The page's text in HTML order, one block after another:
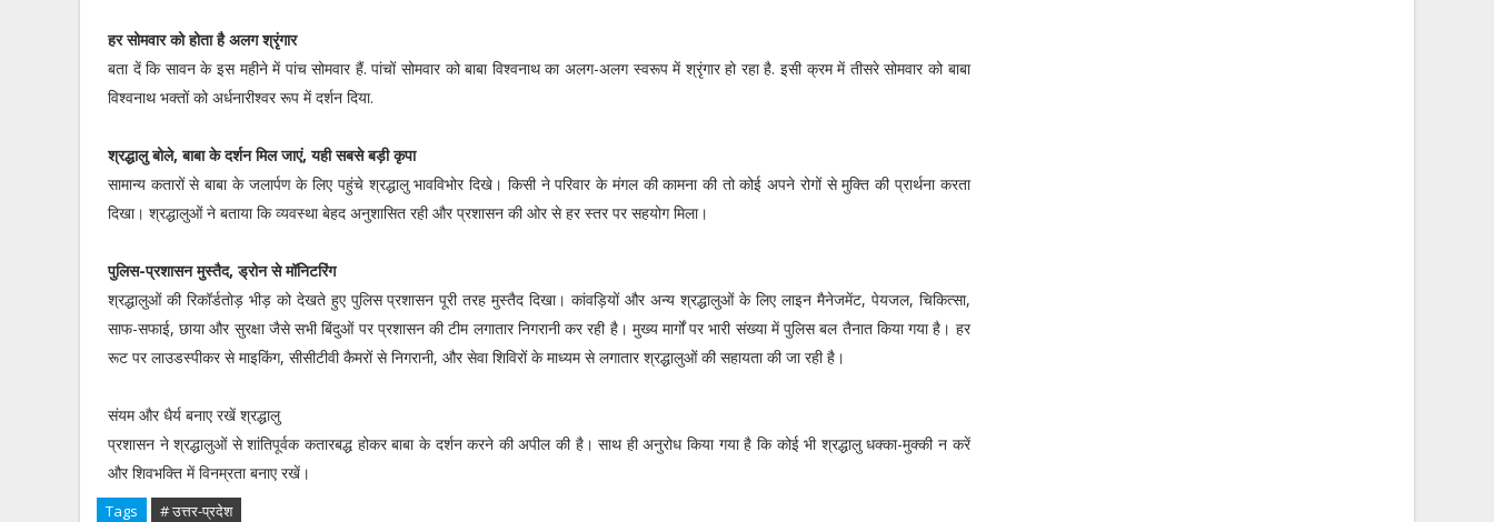
हर सोमवार को होता है अलग श्रृंगार
बता दें कि सावन के इस महीने में पांच सोमवार हैं. पांचों सोमवार को बाबा विश्वनाथ का अलग-अलग स्वरूप में श्रृंगार हो रहा है. इसी क्रम में तीसरे सोमवार को बाबा
विश्वनाथ भक्तों को अर्धनारीश्वर रूप में दर्शन दिया.
श्रद्धालु बोले, बाबा के दर्शन मिल जाएं, यही सबसे बड़ी कृपा
सामान्य कतारों से बाबा के जलार्पण के लिए पहुंचे श्रद्धालु भावविभोर दिखे। किसी ने परिवार के मंगल की कामना की तो कोई अपने रोगों से मुक्ति की प्रार्थना करता
दिखा। श्रद्धालुओं ने बताया कि व्यवस्था बेहद अनुशासित रही और प्रशासन की ओर से हर स्तर पर सहयोग मिला।
पुलिस-प्रशासन मुस्तैद, ड्रोन से मॉनिटरिंग
श्रद्धालुओं की रिकॉर्डतोड़ भीड़ को देखते हुए पुलिस प्रशासन पूरी तरह मुस्तैद दिखा। कांवड़ियों और अन्य श्रद्धालुओं के लिए लाइन मैनेजमेंट, पेयजल, चिकित्सा,
साफ-सफाई, छाया और सुरक्षा जैसे सभी बिंदुओं पर प्रशासन की टीम लगातार निगरानी कर रही है। मुख्य मार्गों पर भारी संख्या में पुलिस बल तैनात किया गया है। हर
रूट पर लाउडस्पीकर से माइकिंग, सीसीटीवी कैमरों से निगरानी, और सेवा शिविरों के माध्यम से लगातार श्रद्धालुओं की सहायता की जा रही है।
संयम और धैर्य बनाए रखें श्रद्धालु
प्रशासन ने श्रद्धालुओं से शांतिपूर्वक कतारबद्ध होकर बाबा के दर्शन करने की अपील की है। साथ ही अनुरोध किया गया है कि कोई भी श्रद्धालु धक्का-मुक्की न करें
और शिवभक्ति में विनम्रता बनाए रखें।
Tags # उत्तर-प्रदेश